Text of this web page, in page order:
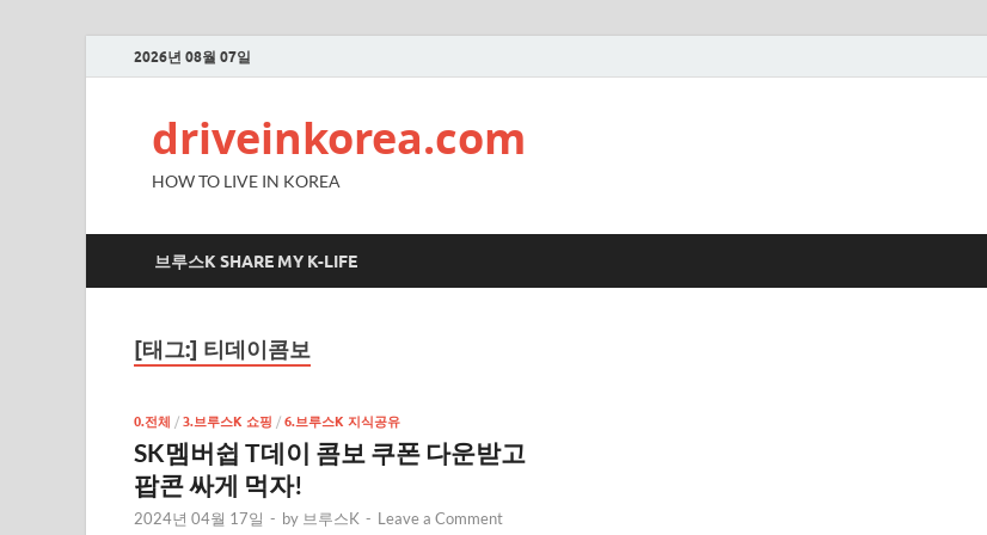
2026년 08월 07일
driveinkorea.com
HOW TO LIVE IN KOREA
브루스K SHARE MY K-LIFE
[태그:] 티데이콤보
0.전체 / 3.브루스K 쇼핑 / 6.브루스K 지식공유
SK멤버쉽 T데이 콤보 쿠폰 다운받고
팝콘 싸게 먹자!
2024년 04월 17일 - by 브루스K - Leave a Comment